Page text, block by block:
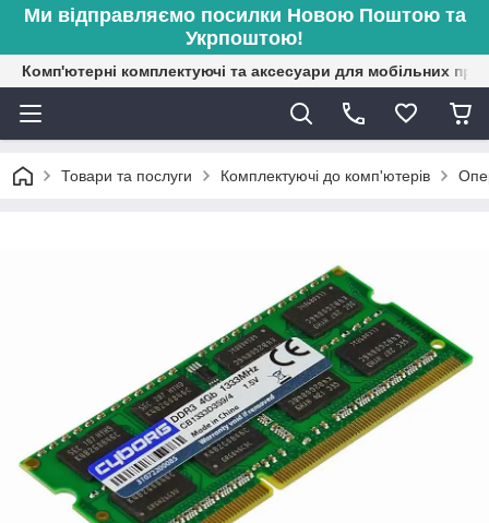
Ми відправляємо посилки Новою Поштою та
Укрпоштою!
Комп'ютерні комплектуючі та аксесуари для мобільних
Товари та послуги Комплектуючі до комп'ютерів